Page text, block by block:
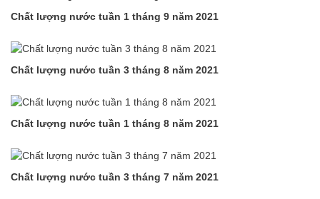
Chất lượng nước tuần 1 tháng 9 năm 2021
Chất lượng nước tuần 3 tháng 8 năm 2021
Chất lượng nước tuần 1 tháng 8 năm 2021
Chất lượng nước tuần 3 tháng 7 năm 2021